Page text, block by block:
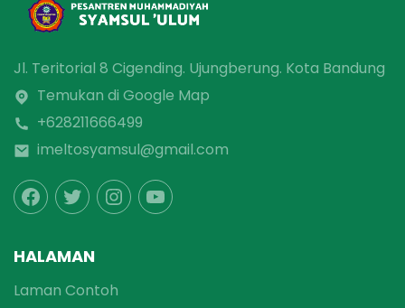
Jl. Teritorial 8 Cigending. Ujungberung. Kota Bandung
Temukan di Google Map
+628211666499
imeltosyamsul@gmail.com
HALAMAN
Laman Contoh